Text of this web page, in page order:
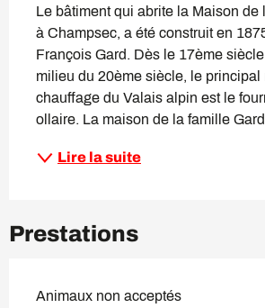
Le bâtiment qui abrite la Maison de
à Champsec, a été construit en
François Gard. Dès le 17ème siècle
milieu du 20ème siècle, le principal
chauffage du Valais alpin est le
ollaire. La maison de la famille
Lire la suite
Prestations
Animaux non acceptés